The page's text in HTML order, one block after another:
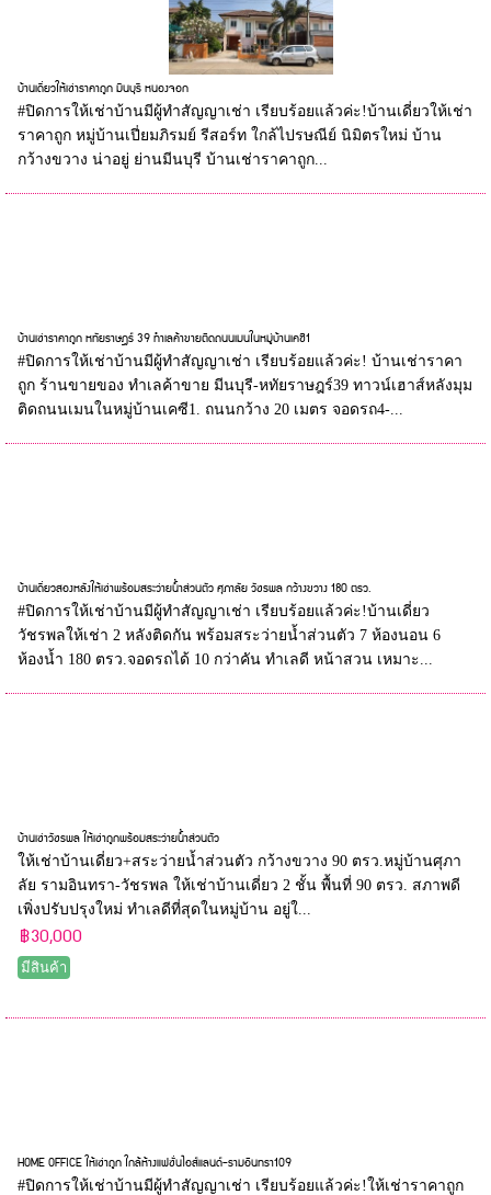
บ้านเดี่ยวให้เช่าราคาถูก มีนบุรี หนองจอก
#ปิดการให้เช่าบ้านมีผู้ทำสัญญาเช่า เรียบร้อยแล้วค่ะ!บ้านเดี่ยวให้เช่า
ราคาถูก หมู่บ้านเปี่ยมภิรมย์ รีสอร์ท ใกล้ไปรษณีย์ นิมิตรใหม่ บ้าน
กว้างขวาง น่าอยู่ ย่านมีนบุรี บ้านเช่าราคาถูก...
บ้านเช่าราคาถูก หทัยราษฎร์ 39 ทำเลค้าขายติดถนนเมนในหมู่บ้านเคซี1
#ปิดการให้เช่าบ้านมีผู้ทำสัญญาเช่า เรียบร้อยแล้วค่ะ! บ้านเช่าราคา
ถูก ร้านขายของ ทำเลค้าขาย มีนบุรี-หทัยราษฎร์39 ทาวน์เฮาส์หลังมุม
ติดถนนเมนในหมู่บ้านเคซี1. ถนนกว้าง 20 เมตร จอดรถ4-...
บ้านเดี่ยวสองหลังให้เช่าพร้อมสระว่ายน้ำส่วนตัว ศุภาลัย วัชรพล กว้างขวาง 180 ตรว.
#ปิดการให้เช่าบ้านมีผู้ทำสัญญาเช่า เรียบร้อยแล้วค่ะ!บ้านเดี่ยว
วัชรพลให้เช่า 2 หลังติดกัน พร้อมสระว่ายน้ำส่วนตัว 7 ห้องนอน 6
ห้องน้ำ 180 ตรว.จอดรถได้ 10 กว่าคัน ทำเลดี หน้าสวน เหมาะ...
บ้านเช่าวัชรพล ให้เช่าถูกพร้อมสระว่ายน้ำส่วนตัว
ให้เช่าบ้านเดี่ยว+สระว่ายน้ำส่วนตัว กว้างขวาง 90 ตรว.หมู่บ้านศุภา
ลัย รามอินทรา-วัชรพล ให้เช่าบ้านเดี่ยว 2 ชั้น พื้นที่ 90 ตรว. สภาพดี
เพิ่งปรับปรุงใหม่ ทำเลดีที่สุดในหมู่บ้าน อยู่ใ...
฿30,000
มีสินค้า
HOME OFFICE ให้เช่าถูก ใกล้ห้างแฟชั่นไอส์แลนด์-รามอินทรา109
#ปิดการให้เช่าบ้านมีผู้ทำสัญญาเช่า เรียบร้อยแล้วค่ะ!ให้เช่าราคาถูก